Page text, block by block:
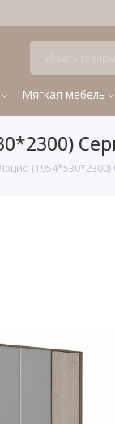
Мягкая мебель